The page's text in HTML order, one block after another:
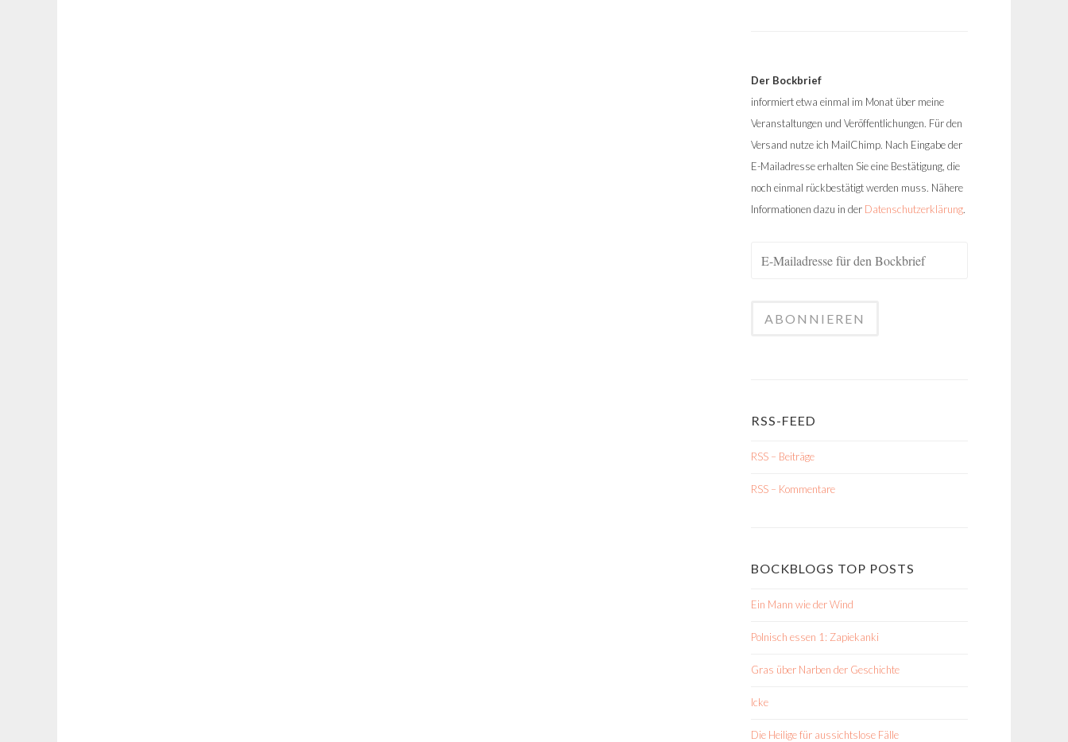
Der Bockbrief
informiert etwa einmal im Monat über meine
Veranstaltungen und Veröffentlichungen. Für den
Versand nutze ich MailChimp. Nach Eingabe der
E-Mailadresse erhalten Sie eine Bestätigung, die
noch einmal rückbestätigt werden muss. Nähere
Informationen dazu in der Datenschutzerklärung.
RSS-FEED
RSS – Beiträge
RSS – Kommentare
BOCKBLOGS TOP POSTS
Ein Mann wie der Wind
Polnisch essen 1: Zapiekanki
Gras über Narben der Geschichte
Icke
Die Heilige für aussichtslose Fälle